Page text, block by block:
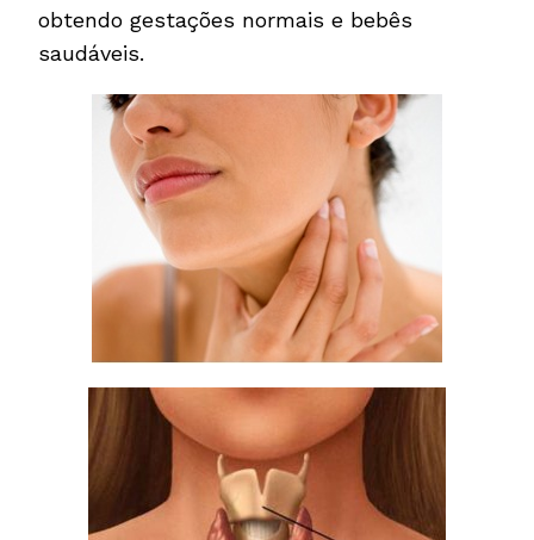
obtendo gestações normais e bebês
saudáveis.